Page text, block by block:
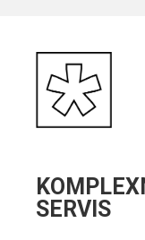
SERVIS